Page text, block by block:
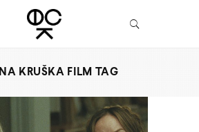
KRUŠKA FILM TAG